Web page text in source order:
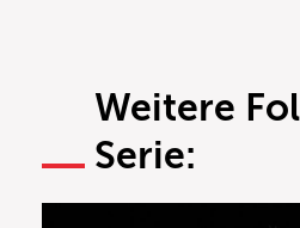
Weitere
Serie: